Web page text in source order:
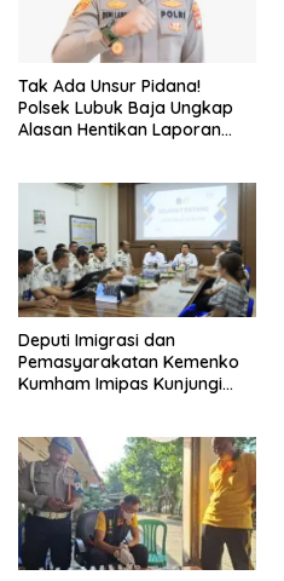
Tak Ada Unsur Pidana!
Polsek Lubuk Baja Ungkap
Alasan Hentikan Laporan
Deputi Imigrasi dan
Pemasyarakatan Kemenko
Kumham Imipas Kunjungi